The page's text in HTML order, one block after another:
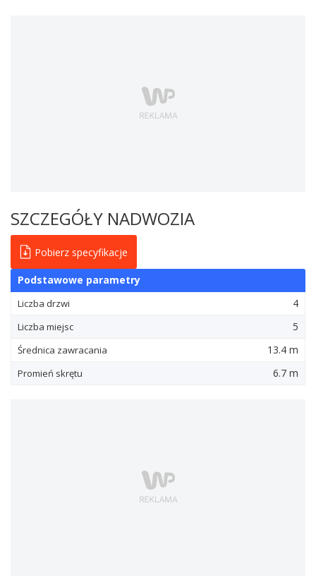
SZCZEGÓŁY NADWOZIA
Pobierz specyfikacje
Podstawowe parametry
Liczba drzwi 4
Liczba miejsc 5
Średnica zawracania 13.4 m
Promień skrętu 6.7 m